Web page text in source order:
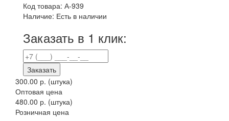
Код товара: А-939
Наличие: Есть в наличии
Заказать в 1 клик:
Заказать
300.00 р. (штука)
Оптовая цена
480.00 р. (штука)
Розничная цена